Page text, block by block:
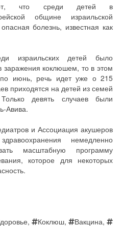
что среди детей в
общине израильской
болезнь, известная как
израильских детей было
заражения коклюшем, то в этом
июнь, речь идет уже о 215
приходятся на детей из семей
девять случаев были
Авива.
и Ассоциация акушеров
немедленно
масштабную программу
которое для некоторых
, Коклюш, Вакцина,